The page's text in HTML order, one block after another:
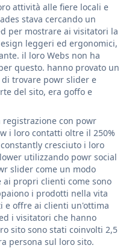
attività alle fiere locali e
stava cercando un
per mostrare ai visitatori la
leggeri ed ergonomici,
il loro Webs non ha
questo. hanno provato un
trovare powr slider e
del sito, era goffo e
con powr
i loro contatti oltre il 250%
cresciuto i loro
utilizzando powr social
slider come un modo
propri clienti come sono
i prodotti nella vita
e offre ai clienti un'ottima
i visitatori che hanno
sito sono stati coinvolti 2,5
persona sul loro sito.